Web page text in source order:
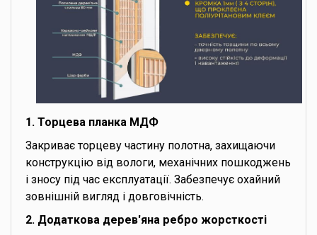
1. Торцева планка МДФ
Закриває торцеву частину полотна, захищаючи
конструкцію від вологи, механічних пошкоджень
і зносу під час експлуатації. Забезпечує охайний
зовнішній вигляд і довговічність.
2. Додаткова дерев'яна ребро жорсткості